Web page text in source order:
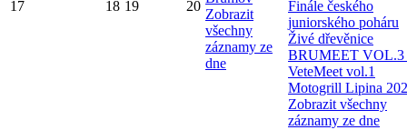
17 18 19 20
Zobrazit
všechny
záznamy ze
dne
Finále českého
juniorského poháru
Živé dřevěnice
BRUMEET VOL.3
VeteMeet vol.1
Motogrill Lipina
Zobrazit všechny
záznamy ze dne